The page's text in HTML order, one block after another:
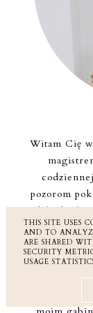
Witam Cię
pozorom
podchodzę
się
pielęgnacja,
zdrowie
piękna i
bloga,
THIS SITE USES
AND TO
ARE SHARED
SECURITY
USAGE